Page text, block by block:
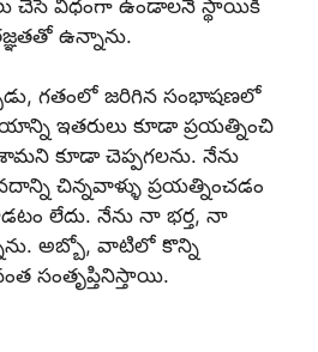
చేసే విధంగా ఉండాలనే స్థాయికి
ఉన్నాను.
గతంలో జరిగిన సంభాషణలో
ఇతరులు కూడా ప్రయత్నించి
కూడా చెప్పగలను. నేను
చిన్నవాళ్ళు ప్రయత్నించడం
లేదు. నేను నా భర్త, నా
అబ్బో, వాటిలో కొన్ని
సంతృప్తినిస్తాయి.